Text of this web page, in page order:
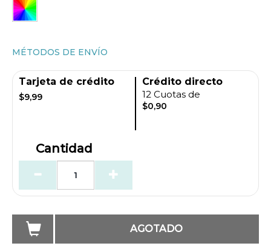
MÉTODOS DE ENVÍO
Tarjeta de crédito
$9,99
Crédito directo
12 Cuotas de
$0,90
Cantidad
AGOTADO